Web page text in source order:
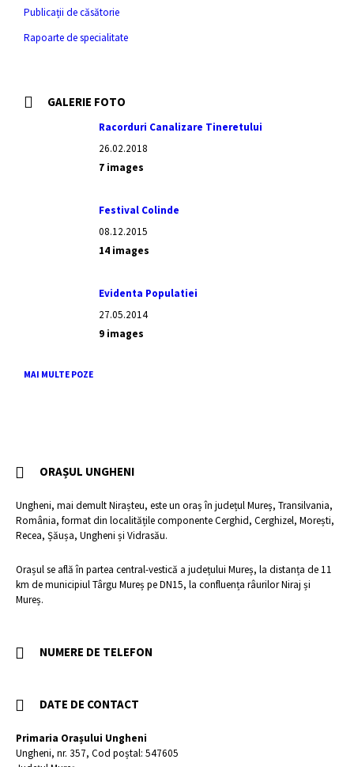
Publicații de căsătorie
Rapoarte de specialitate
GALERIE FOTO
Racorduri Canalizare Tineretului
26.02.2018
7 images
Festival Colinde
08.12.2015
14 images
Evidenta Populatiei
27.05.2014
9 images
MAI MULTE POZE
ORAȘUL UNGHENI
Ungheni, mai demult Nirașteu, este un oraș în județul Mureș, Transilvania,
România, format din localitățile componente Cerghid, Cerghizel, Morești,
Recea, Șăușa, Ungheni și Vidrasău.
Orașul se află în partea central-vestică a județului Mureș, la distanța de 11
km de municipiul Târgu Mureș pe DN15, la confluența râurilor Niraj și
Mureș.
NUMERE DE TELEFON
DATE DE CONTACT
Primaria Orașului Ungheni
Ungheni, nr. 357, Cod poștal: 547605